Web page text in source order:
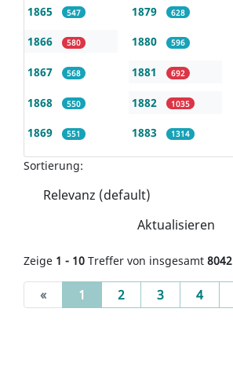
1865 547
1866 580
1867 568
1868 550
1869 551
1879 628
1880 596
1881 692
1882 1035
1883 1314
Sortierung:
Aktualisieren
Zeige 1 - 10 Treffer von insgesamt 8042
« 1 (current)
2 3 4